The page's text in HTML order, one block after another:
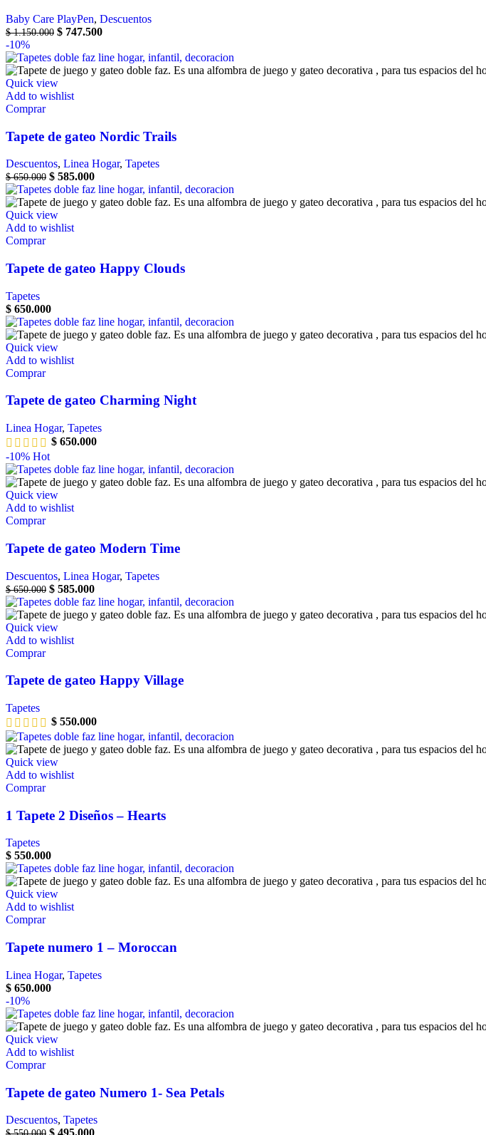
Baby Care PlayPen, Descuentos
$1.150.000 $ 747.500
-10%
Quick view
Add to wishlist
Comprar
Tapete de gateo Nordic Trails
Descuentos, Linea Hogar, Tapetes
$650.000 $ 585.000
Quick view
Add to wishlist
Comprar
Tapete de gateo Happy Clouds
Tapetes
$ 650.000
Quick view
Add to wishlist
Comprar
Tapete de gateo Charming Night
Linea Hogar, Tapetes
$ 650.000
-10% Hot
Quick view
Add to wishlist
Comprar
Tapete de gateo Modern Time
Descuentos, Linea Hogar, Tapetes
$650.000 $ 585.000
Quick view
Add to wishlist
Comprar
Tapete de gateo Happy Village
Tapetes
$ 550.000
Quick view
Add to wishlist
Comprar
1 Tapete 2 Diseños – Hearts
Tapetes
$ 550.000
Quick view
Add to wishlist
Comprar
Tapete numero 1 – Moroccan
Linea Hogar, Tapetes
$ 650.000
-10%
Quick view
Add to wishlist
Comprar
Tapete de gateo Numero 1- Sea Petals
Descuentos, Tapetes